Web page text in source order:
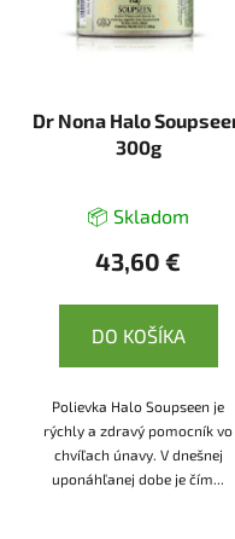
Dr Nona Halo
300g
📦 Skladom
43,60 €
DO KOŠÍKA
Polievka Halo Soupseen je
rýchly a zdravý pomocník vo
chvíľach únavy. V dnešnej
uponáhľanej dobe je čím...